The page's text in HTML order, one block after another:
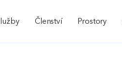
Členství Prostory